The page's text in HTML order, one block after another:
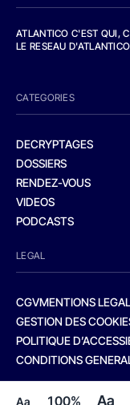
Aa 100% Aa
ATLANTICO C'EST QUI,
LE RESEAU D'ATLANTICO
CATEGORIES
DECRYPTAGES
DOSSIERS
RENDEZ-VOUS
VIDEOS
PODCASTS
LEGAL
CGVMENTIONS
GESTION DES
POLITIQUE
CONDITIONS